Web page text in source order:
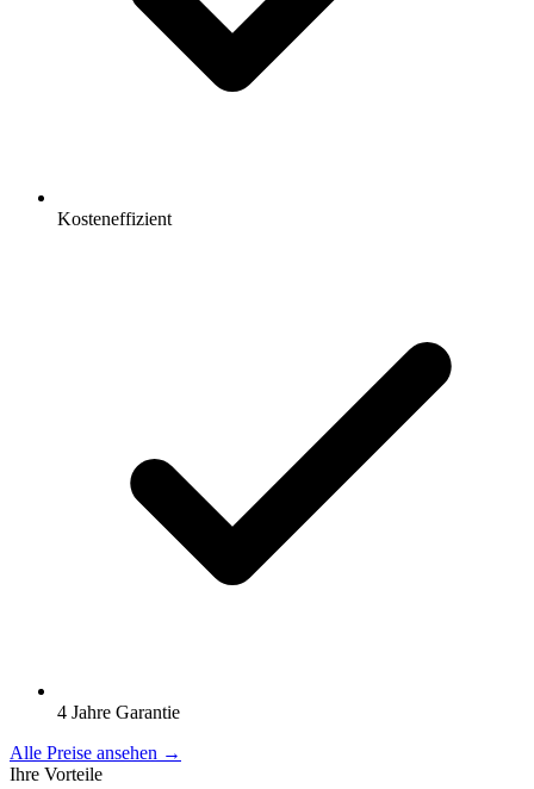
Kosteneffizient
4 Jahre Garantie
Alle Preise ansehen →
Ihre Vorteile